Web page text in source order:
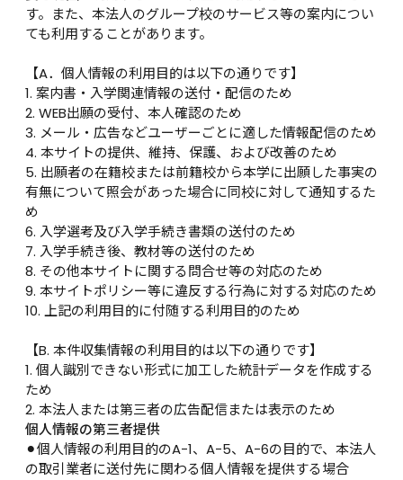
す。また、本法人のグループ校のサービス等の案内につい
ても利用することがあります。
【A．個人情報の利用目的は以下の通りです】
1. 案内書・入学関連情報の送付・配信のため
2. WEB出願の受付、本人確認のため
3. メール・広告などユーザーごとに適した情報配信のため
4. 本サイトの提供、維持、保護、および改善のため
5. 出願者の在籍校または前籍校から本学に出願した事実の
有無について照会があった場合に同校に対して通知するた
め
6. 入学選考及び入学手続き書類の送付のため
7. 入学手続き後、教材等の送付のため
8. その他本サイトに関する問合せ等の対応のため
9. 本サイトポリシー等に違反する行為に対する対応のため
10. 上記の利用目的に付随する利用目的のため
【B. 本件収集情報の利用目的は以下の通りです】
1. 個人識別できない形式に加工した統計データを作成する
ため
2. 本法人または第三者の広告配信または表示のため
個人情報の第三者提供
⚫︎個人情報の利用目的のA-1、A-5、A-6の目的で、本法人
の取引業者に送付先に関わる個人情報を提供する場合